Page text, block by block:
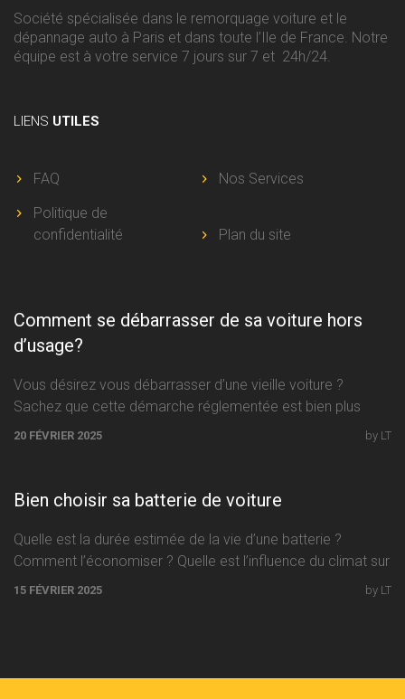
Société spécialisée dans le remorquage voiture et le
dépannage auto à Paris et dans toute l’Ile de France. Notre
équipe est à votre service 7 jours sur 7 et 24h/24.
LIENS UTILES
FAQ
Nos Services
Politique de
confidentialité
Plan du site
Comment se débarrasser de sa voiture hors
d’usage?
Vous désirez vous débarrasser d’une vieille voiture ?
Sachez que cette démarche réglementée est bien plus
facile à accomplir que
20 FÉVRIER 2025 by LT
Bien choisir sa batterie de voiture
Quelle est la durée estimée de la vie d’une batterie ?
Comment l’économiser ? Quelle est l’influence du climat sur
15 FÉVRIER 2025 by LT